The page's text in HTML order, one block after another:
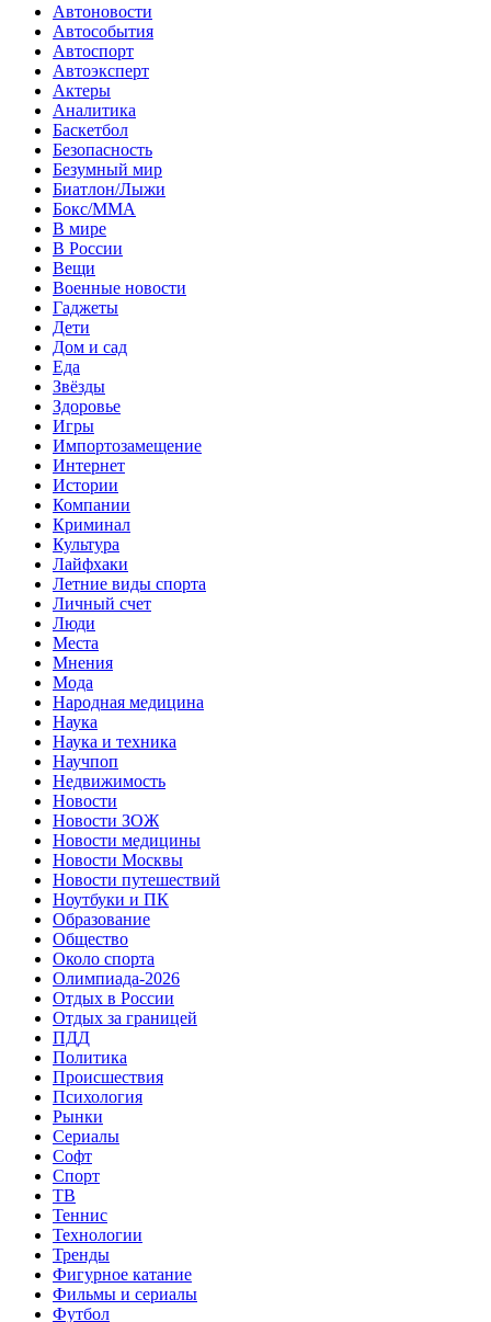
Автоновости
Автособытия
Автоспорт
Автоэксперт
Актеры
Аналитика
Баскетбол
Безопасность
Безумный мир
Биатлон/Лыжи
Бокс/MMA
В мире
В России
Вещи
Военные новости
Гаджеты
Дети
Дом и сад
Еда
Звёзды
Здоровье
Игры
Импортозамещение
Интернет
Истории
Компании
Криминал
Культура
Лайфхаки
Летние виды спорта
Личный счет
Люди
Места
Мнения
Мода
Народная медицина
Наука
Наука и техника
Научпоп
Недвижимость
Новости
Новости ЗОЖ
Новости медицины
Новости Москвы
Новости путешествий
Ноутбуки и ПК
Образование
Общество
Около спорта
Олимпиада-2026
Отдых в России
Отдых за границей
ПДД
Политика
Происшествия
Психология
Рынки
Сериалы
Софт
Спорт
ТВ
Теннис
Технологии
Тренды
Фигурное катание
Фильмы и сериалы
Футбол